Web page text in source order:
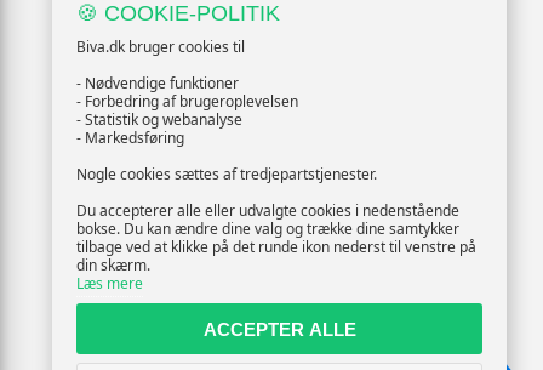
🍪 COOKIE-POLITIK
Biva.dk bruger cookies til
- Nødvendige funktioner
- Forbedring af brugeroplevelsen
- Statistik og webanalyse
- Markedsføring
Nogle cookies sættes af tredjepartstjenester.
Du accepterer alle eller udvalgte cookies i nedenstående
bokse. Du kan ændre dine valg og trække dine samtykker
tilbage ved at klikke på det runde ikon nederst til venstre på
din skærm.
Læs mere
ACCEPTER ALLE